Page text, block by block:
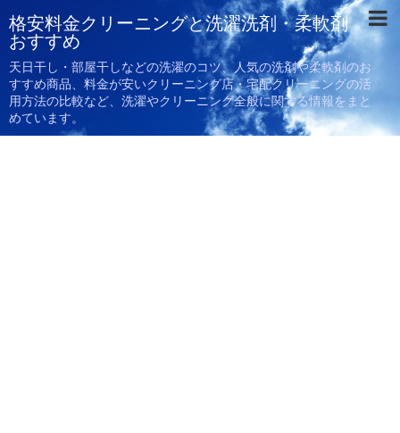
格安料金クリーニングと洗濯洗剤・柔軟剤
おすすめ
天日干し・部屋干しなどの洗濯のコツ、人気の洗剤や柔軟剤のお
すすめ商品、料金が安いクリーニング店・宅配クリーニングの活
用方法の比較など、洗濯やクリーニング全般に関する情報をまと
めています。